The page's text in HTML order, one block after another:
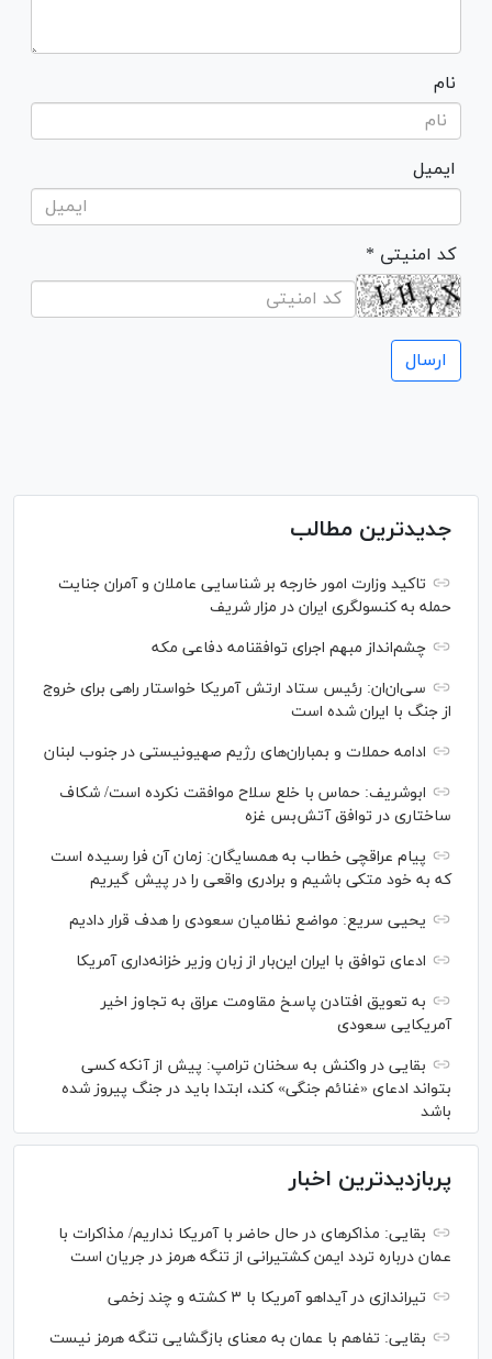
نام
ایمیل
* کد امنیتی
جدیدترین مطالب
تاکید وزارت امور خارجه بر شناسایی عاملان و آمران جنایت
حمله به کنسولگری ایران در مزار شریف
چشم‌انداز مبهم اجرای توافقنامه دفاعی مکه
سی‌ان‌‌ان: رئیس ستاد ارتش آمریکا خواستار راهی برای خروج
از جنگ با ایران شده است
ادامه حملات و بمباران‌های رژیم صهیونیستی در جنوب لبنان
ابوشریف: حماس با خلع سلاح موافقت نکرده است/ شکاف
ساختاری در توافق آتش‌‎بس غزه
پیام عراقچی خطاب به همسایگان: زمان آن فرا رسیده است
که به خود متکی باشیم و برادری واقعی را در پیش گیریم
یحیی سریع: مواضع نظامیان سعودی را هدف قرار دادیم
ادعای توافق با ایران این‌بار از زبان وزیر خزانه‌داری آمریکا
به تعویق افتادن پاسخ مقاومت عراق به تجاوز اخیر
آمریکایی سعودی
بقایی در واکنش به سخنان ترامپ: پیش از آنکه کسی
بتواند ادعای «غنائم جنگی» کند، ابتدا باید در جنگ پیروز شده
باشد
پربازدیدترین اخبار
بقایی: مذاکره‎ای در حال حاضر با آمریکا نداریم/ مذاکرات با
عمان درباره تردد ایمن کشتیرانی از تنگه هرمز در جریان است
تیراندازی در آیداهو آمریکا با ۳ کشته و چند زخمی
بقایی: تفاهم با عمان به معنای بازگشایی تنگه هرمز نیست